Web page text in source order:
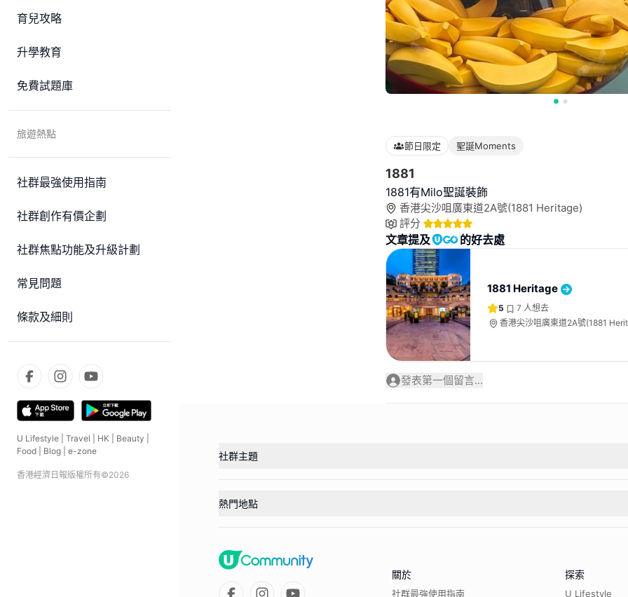
育兒攻略
升學教育
免費試題庫
旅遊熱點
社群最強使用指南
社群創作有價企劃
社群焦點功能及升級計劃
常見問題
條款及細則
U Lifestyle Travel HK Beauty
Food
Blog e-zone
香港經濟日報版權所有©2026
節日限定 聖誕Moments
1881
1881有Milo聖誕裝飾
香港尖沙咀廣東道2A號(1881 Heritage)
評分
文章提及 的好去處
1881 Heritage
5 7 人想去
香港尖沙咀廣東道2A號(1881
發表第一個留言...
社群主題
熱門地點
關於
社群最強使用指南
探索
U Lifestyle